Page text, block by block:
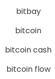
bitbay
bitcoin
bitcoin cash
bitcoin flow